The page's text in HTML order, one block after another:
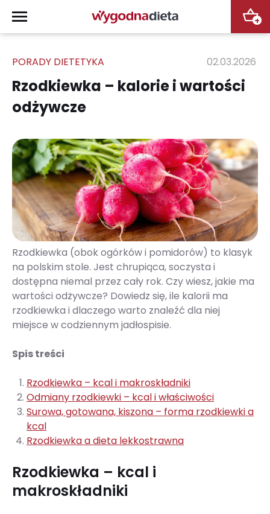
+
PORADY DIETETYKA 02.03.2026
Rzodkiewka – kalorie i wartości
odżywcze
Rzodkiewka (obok ogórków i pomidorów) to klasyk
na polskim stole. Jest chrupiąca, soczysta i
dostępna niemal przez cały rok. Czy wiesz, jakie ma
wartości odżywcze? Dowiedz się, ile kalorii ma
rzodkiewka i dlaczego warto znaleźć dla niej
miejsce w codziennym jadłospisie.
Spis treści
Rzodkiewka – kcal i makroskładniki
Odmiany rzodkiewki – kcal i właściwości
Surowa, gotowana, kiszona – forma rzodkiewki a
kcal
Rzodkiewka a dieta lekkostrawna
Rzodkiewka – kcal i
makroskładniki